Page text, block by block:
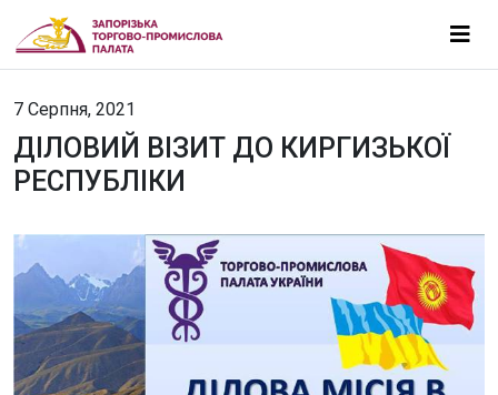
7 Серпня, 2021
ДІЛОВИЙ ВІЗИТ ДО КИРГИЗЬКОЇ
РЕСПУБЛІКИ